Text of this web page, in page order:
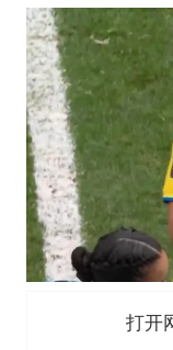
打开